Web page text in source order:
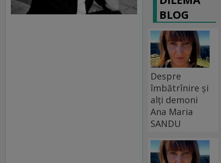
BLOG
Despre
îmbătrînire și
alți demoni
Ana Maria
SANDU